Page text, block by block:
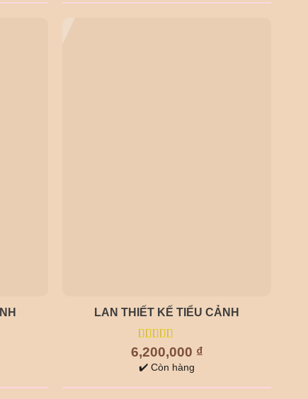
LAN THIẾT KẾ TIỂU CẢNH
5.00out of
5
6,200,000 ₫
✔️ Còn hàng